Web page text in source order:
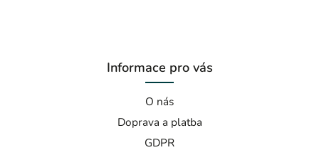
Informace pro vás
O nás
Doprava a platba
GDPR